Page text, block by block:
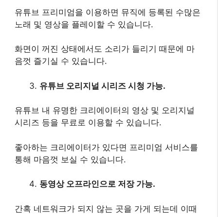
유튜브 프리미엄을 이용하면 뮤직에 등록된 수많은
노래 및 영상을 플레이할 수 있습니다.
화면이 꺼진 상태에서도 소리가 들리기 때문에 마
음껏 즐기실 수 있습니다.
유튜브 오리지널 시리즈 시청 가능.
유튜브 내 유명한 크리에이터의 영상 및 오리지널
시리즈 등을 무료로 이용할 수 있습니다.
좋아하는 크리에이터가 있다면 프리미엄 서비스를
통해 마음껏 보실 수 있습니다.
동영상 오프라인으로 저장 가능.
간혹 네트워크가 되지 않는 곳을 가게 되는데 이때